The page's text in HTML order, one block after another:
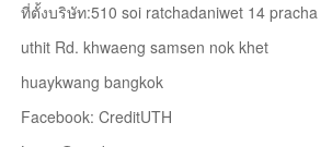
ที่ตั้งบริษัท:510 soi ratchadaniwet 14 pracha
uthit Rd. khwaeng samsen nok khet
huaykwang bangkok
Facebook: CreditUTH